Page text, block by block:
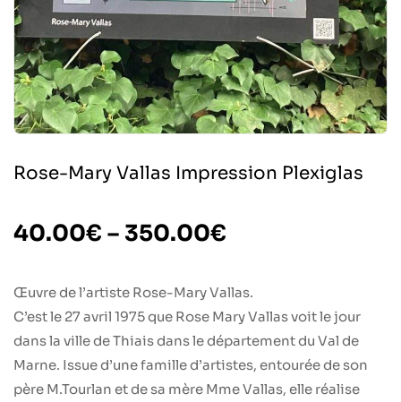
Rose-Mary Vallas Impression Plexiglas
40.00€ – 350.00€
Œuvre de l’artiste Rose-Mary Vallas.
C’est le 27 avril 1975 que Rose Mary Vallas voit le jour
dans la ville de Thiais dans le département du Val de
Marne. Issue d’une famille d’artistes, entourée de son
père M.Tourlan et de sa mère Mme Vallas, elle réalise